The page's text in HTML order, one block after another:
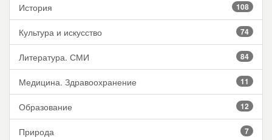
История 108
Культура и искусство 74
Литература. СМИ 84
Медицина. Здравоохранение 11
Образование 12
Природа 7